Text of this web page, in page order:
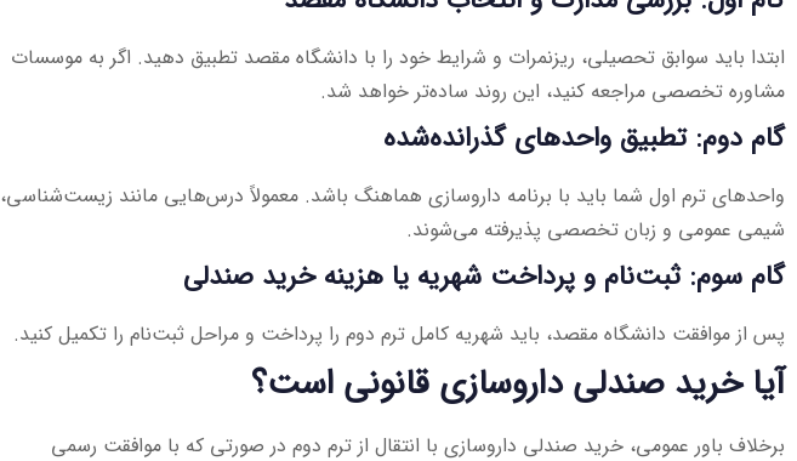
ابتدا باید سوابق تحصیلی، ریزنمرات و شرایط خود را با دانشگاه مقصد تطبیق دهید. اگر به موسسات
مشاوره تخصصی مراجعه کنید، این روند ساده‌تر خواهد شد.
گام دوم: تطبیق واحدهای گذرانده‌شده
واحدهای ترم اول شما باید با برنامه داروسازی هماهنگ باشد. معمولاً درس‌هایی مانند زیست‌شناسی،
شیمی عمومی و زبان تخصصی پذیرفته می‌شوند.
گام سوم: ثبت‌نام و پرداخت شهریه یا هزینه خرید صندلی
پس از موافقت دانشگاه مقصد، باید شهریه کامل ترم دوم را پرداخت و مراحل ثبت‌نام را تکمیل کنید.
آیا خرید صندلی داروسازی قانونی است؟
برخلاف باور عمومی، خرید صندلی داروسازی با انتقال از ترم دوم در صورتی که با موافقت رسمی